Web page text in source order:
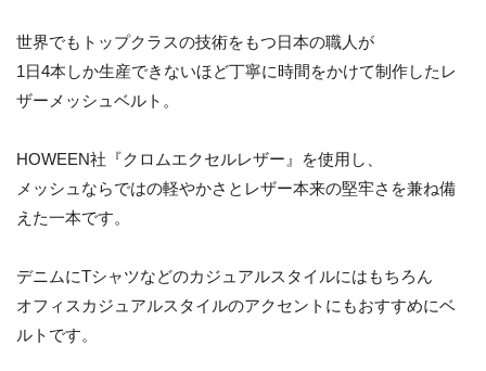
世界でもトップクラスの技術をもつ日本の職人が
1日4本しか生産できないほど丁寧に時間をかけて制作したレ
ザーメッシュベルト。
HOWEEN社『クロムエクセルレザー』を使用し、
メッシュならではの軽やかさとレザー本来の堅牢さを兼ね備
えた一本です。
デニムにTシャツなどのカジュアルスタイルにはもちろん
オフィスカジュアルスタイルのアクセントにもおすすめにベ
ルトです。